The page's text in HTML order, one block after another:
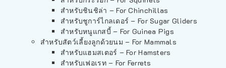
สำหรับชินชิล่า – For Chinchillas
สำหรับชูการ์ไกลเดอร์ – For Sugar Gliders
สำหรับหนูแกสบี้ – For Guinea Pigs
สำหรับสัตว์เลี้ยงลูกด้วยนม – For Mammals
สำหรับแฮมสเตอร์ – For Hamsters
สำหรับเฟอเรท – For Ferrets